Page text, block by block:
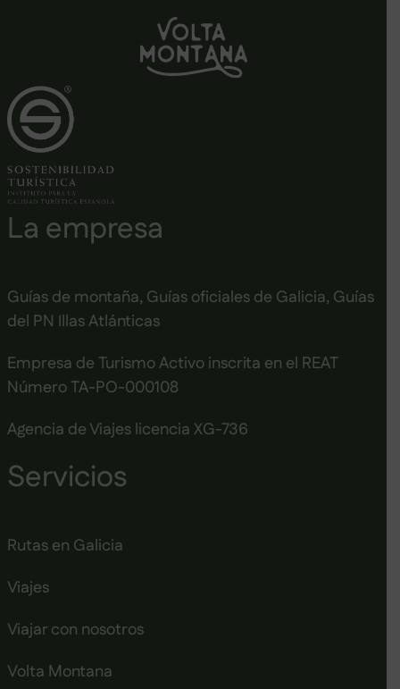
La empresa
Guías de montaña, Guías oficiales de Galicia, Guías
del PN Illas Atlánticas
Empresa de Turismo Activo inscrita en el REAT
Número TA-PO-000108
Agencia de Viajes licencia XG-736
Servicios
Rutas en Galicia
Viajes
Viajar con nosotros
Volta Montana